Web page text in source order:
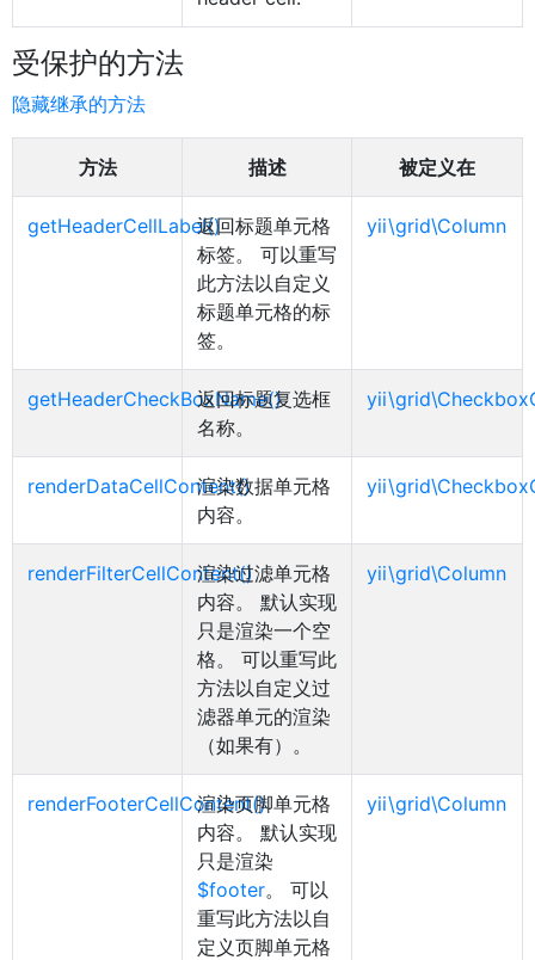
受保护的方法
隐藏继承的方法
方法 描述 被定义在
getHeaderCellLabel()返回标题单元格
标签。 可以重写
此方法以自定义
标题单元格的标
签。
yii\grid\Column
getHeaderCheckBoxName()
返回标题复选框
名称。
renderDataCellContent()渲染数据单元格
内容。
renderFilterCellContent()渲染过滤单元格
内容。 默认实现
只是渲染一个空
格。 可以重写此
方法以自定义过
滤器单元的渲染
（如果有）。
yii\grid\Column
renderFooterCellContent()
渲染页脚单元格
内容。 默认实现
只是渲染
$footer。 可以
重写此方法以自
定义页脚单元格
yii\grid\Column